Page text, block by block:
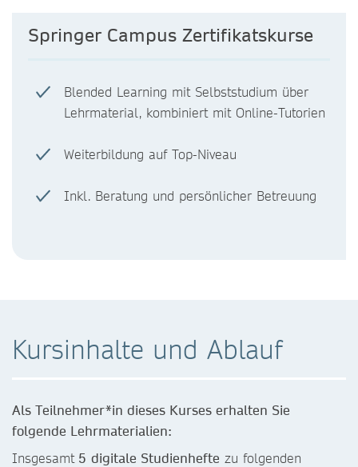
Springer Campus Zertifikatskurse
Blended Learning mit Selbststudium über
Lehrmaterial, kombiniert mit Online-Tutorien
Weiterbildung auf Top-Niveau
Inkl. Beratung und persönlicher Betreuung
Kursinhalte und Ablauf
Als Teilnehmer*in dieses Kurses erhalten Sie
folgende Lehrmaterialien:
Insgesamt5 digitale Studienhefte zu folgenden